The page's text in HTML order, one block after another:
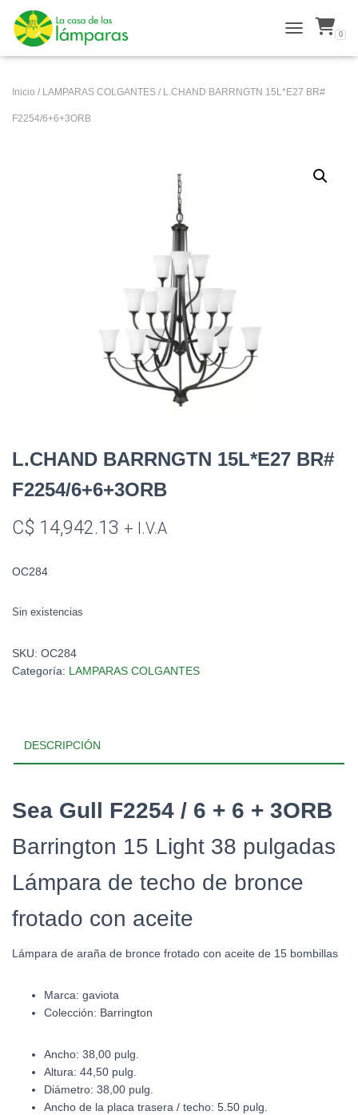
ALTERNAR
0
Inicio / LAMPARAS COLGANTES / L.CHAND BARRNGTN 15L*E27 BR#
F2254/6+6+3ORB
L.CHAND BARRNGTN 15L*E27 BR#
F2254/6+6+3ORB
C$ 14,942.13 + I.V.A
OC284
Sin existencias
SKU: OC284
Categoría: LAMPARAS COLGANTES
DESCRIPCIÓN
Sea Gull F2254 / 6 + 6 + 3ORB
Barrington 15 Light 38 pulgadas
Lámpara de techo de bronce
frotado con aceite
Lámpara de araña de bronce frotado con aceite de 15 bombillas
Marca: gaviota
Colección: Barrington
Ancho: 38,00 pulg.
Altura: 44,50 pulg.
Diámetro: 38,00 pulg.
Ancho de la placa trasera / techo: 5.50 pulg.